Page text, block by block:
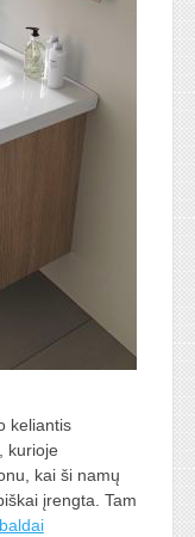
keliantis
kurioje
kai ši namų
įrengta. Tam